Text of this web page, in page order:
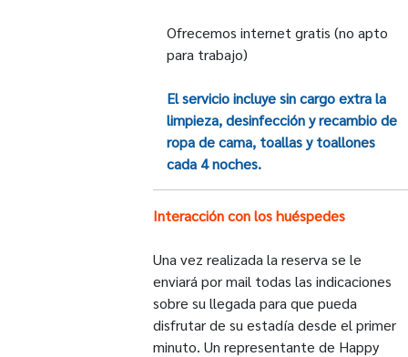
Ofrecemos internet gratis (no apto
para trabajo)
El servicio incluye sin cargo extra la
limpieza, desinfección y recambio de
ropa de cama, toallas y toallones
cada 4 noches.
Interacción con los huéspedes
Una vez realizada la reserva se le
enviará por mail todas las indicaciones
sobre su llegada para que pueda
disfrutar de su estadía desde el primer
minuto. Un representante de Happy